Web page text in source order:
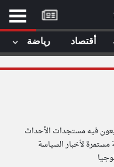
الوطن العربي
من نحن
فيه مستجدات الأحداث
مستمرة لأخبار السياسة
أقتصاد رياضة
موقع
كل
يوم
مقالات